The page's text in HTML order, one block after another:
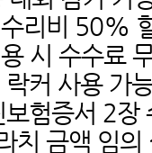
리비 50%
시 수수료
커 사용 가
험증서 2장
치 금액 임의